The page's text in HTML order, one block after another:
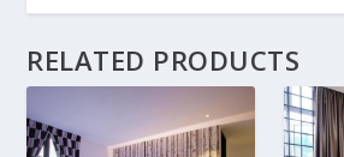
RELATED PRODUCTS